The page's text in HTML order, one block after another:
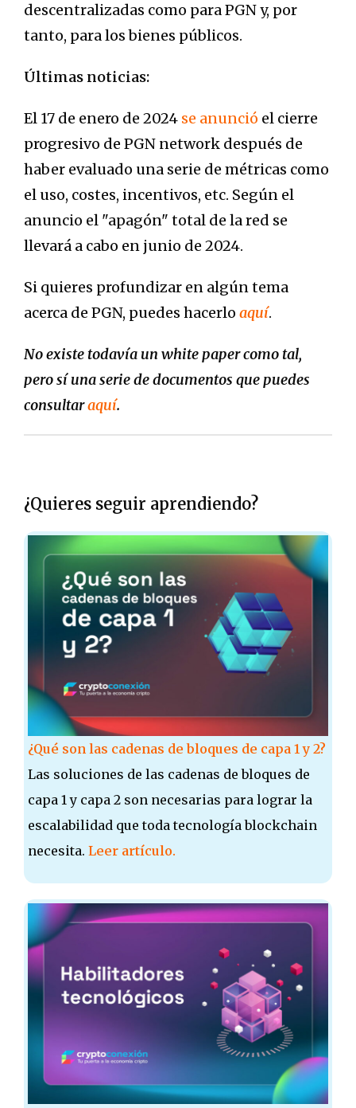
descentralizadas como para PGN y, por
tanto, para los bienes públicos.
Últimas noticias:
El 17 de enero de 2024 se anunció el cierre
progresivo de PGN network después de
haber evaluado una serie de métricas como
el uso, costes, incentivos, etc. Según el
anuncio el "apagón" total de la red se
llevará a cabo en junio de 2024.
Si quieres profundizar en algún tema
acerca de PGN, puedes hacerlo aquí.
No existe todavía un white paper como tal,
pero sí una serie de documentos que puedes
consultaraquí.
¿Quieres seguir aprendiendo?
¿Qué son las cadenas de bloques de capa 1 y 2?
Las soluciones de las cadenas de bloques de
capa 1 y capa 2 son necesarias para lograr la
escalabilidad que toda tecnología blockchain
necesita. Leer artículo.